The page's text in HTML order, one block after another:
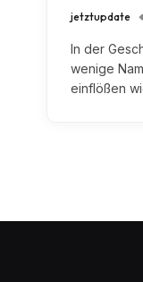
jetztupdate
In der
wenige
einflößen